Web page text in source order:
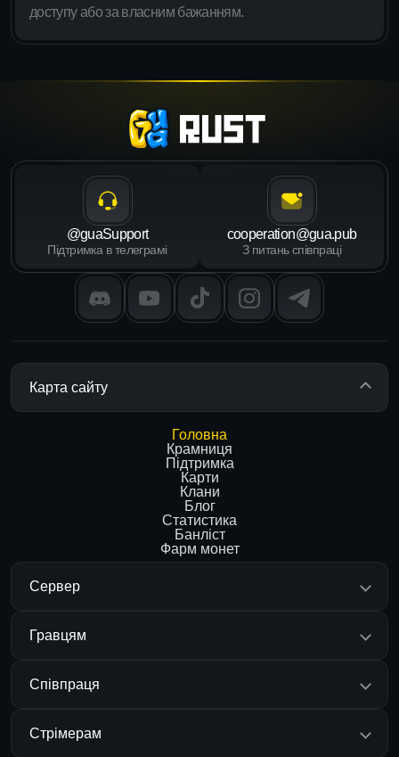
доступу або за власним бажанням.
@guaSupport
Підтримка в телеграмі
cooperation@gua.pub
З питань співпраці
Карта сайту
Головна
Крамниця
Підтримка
Карти
Клани
Блог
Статистика
Банліст
Фарм монет
Сервер
Гравцям
Співпраця
Стрімерам